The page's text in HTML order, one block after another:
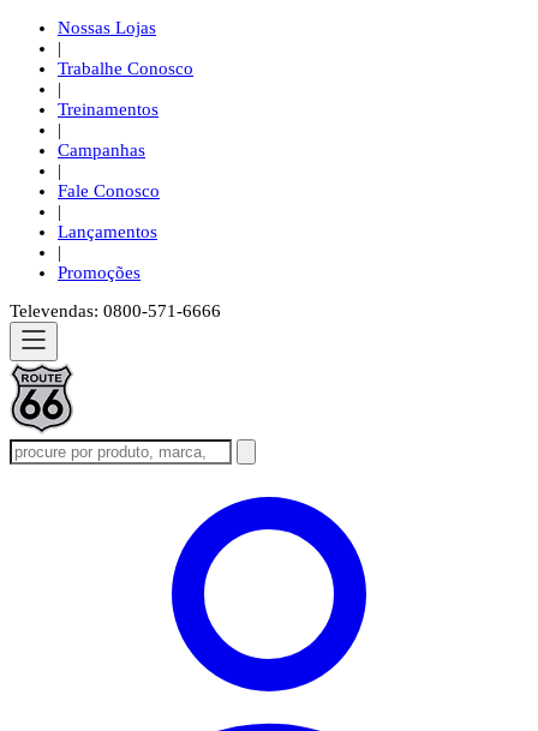
Nossas Lojas
|
Trabalhe Conosco
|
Treinamentos
|
Campanhas
|
Fale Conosco
|
Lançamentos
|
Promoções
Televendas: 0800-571-6666